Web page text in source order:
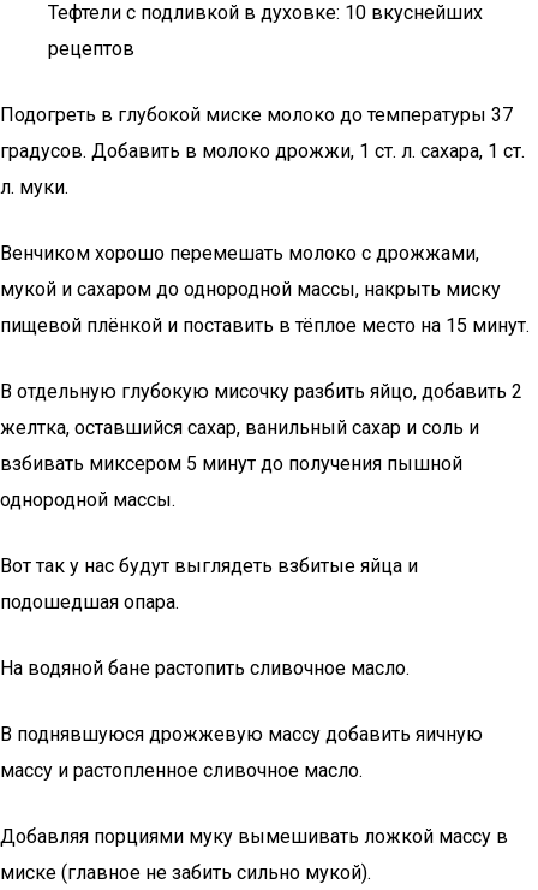
Тефтели с подливкой в духовке: 10 вкуснейших
рецептов
Подогреть в глубокой миске молоко до температуры 37
градусов. Добавить в молоко дрожжи, 1 ст. л. сахара, 1 ст.
л. муки.
Венчиком хорошо перемешать молоко с дрожжами,
мукой и сахаром до однородной массы, накрыть миску
пищевой плёнкой и поставить в тёплое место на 15 минут.
В отдельную глубокую мисочку разбить яйцо, добавить 2
желтка, оставшийся сахар, ванильный сахар и соль и
взбивать миксером 5 минут до получения пышной
однородной массы.
Вот так у нас будут выглядеть взбитые яйца и
подошедшая опара.
На водяной бане растопить сливочное масло.
В поднявшуюся дрожжевую массу добавить яичную
массу и растопленное сливочное масло.
Добавляя порциями муку вымешивать ложкой массу в
миске (главное не забить сильно мукой).